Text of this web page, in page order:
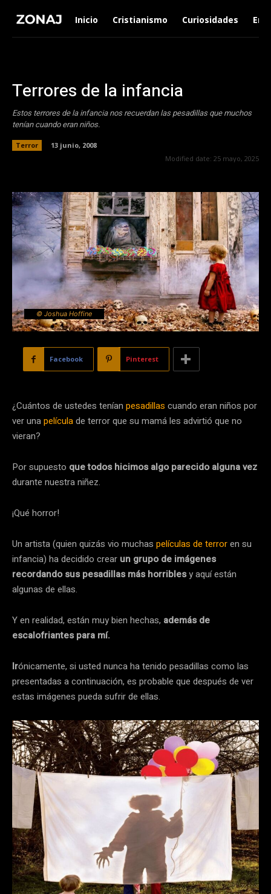
Inicio Cristianismo Curiosidades
Terrores de la infancia
Estos terrores de la infancia nos recuerdan las pesadillas que muchos
tenían cuando eran niños.
Terror
13 junio, 2008
Modified date: 25 mayo, 2025
© Joshua Hoffine
Facebook Pinterest
¿Cuántos de ustedes tenían pesadillas cuando eran niños por
ver unapelículade terror que su mamá les advirtió que no
vieran?
Por supuesto que todos hicimos algo parecido alguna vez
durante nuestra niñez.
¡Qué horror!
Un artista (quien quizás vio muchas películas de terroren su
infancia) ha decidido crear un grupo de imágenes
recordando sus pesadillas más horriblesy aquí están
algunas de ellas.
Y en realidad, están muy bien hechas, además de
escalofriantes para mí.
Irónicamente, si usted nunca ha tenido pesadillas como las
presentadas a continuación, es probable que después de ver
estas imágenes pueda sufrir de ellas.